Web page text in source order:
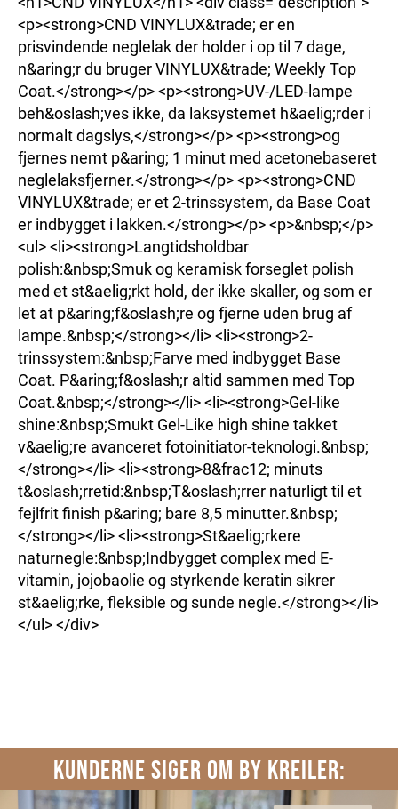
<p><strong>CND VINYLUX&trade; er en
prisvindende neglelak der holder i op til 7 dage,
n&aring;r du bruger VINYLUX&trade; Weekly Top
Coat.</strong></p> <p><strong>UV-/LED-lampe
beh&oslash;ves ikke, da laksystemet h&aelig;rder i
normalt dagslys,</strong></p> <p><strong>og
fjernes nemt p&aring; 1 minut med acetonebaseret
neglelaksfjerner.</strong></p> <p><strong>CND
VINYLUX&trade; er et 2-trinssystem, da Base Coat
er indbygget i lakken.</strong></p> <p>&nbsp;</p>
<ul> <li><strong>Langtidsholdbar
polish:&nbsp;Smuk og keramisk forseglet polish
med et st&aelig;rkt hold, der ikke skaller, og som er
let at p&aring;f&oslash;re og fjerne uden brug af
lampe.&nbsp;</strong></li> <li><strong>2-
trinssystem:&nbsp;Farve med indbygget Base
Coat. P&aring;f&oslash;r altid sammen med Top
Coat.&nbsp;</strong></li> <li><strong>Gel-like
shine:&nbsp;Smukt Gel-Like high shine takket
v&aelig;re avanceret fotoinitiator-teknologi.&nbsp;
</strong></li> <li><strong>8&frac12; minuts
t&oslash;rretid:&nbsp;T&oslash;rrer naturligt til et
fejlfrit finish p&aring; bare 8,5 minutter.&nbsp;
</strong></li> <li><strong>St&aelig;rkere
naturnegle:&nbsp;Indbygget complex med E-
vitamin, jojobaolie og styrkende keratin sikrer
st&aelig;rke, fleksible og sunde negle.</strong></li>
</ul> </div>
KUNDERNE SIGER OM BY KREILER: